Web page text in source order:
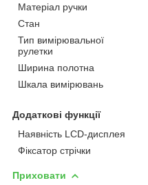
Матеріал ручки
Стан
Тип вимірювальної
рулетки
Ширина полотна
Шкала вимірювань
Додаткові функції
Наявність LCD-дисплея
Фіксатор стрічки
Приховати